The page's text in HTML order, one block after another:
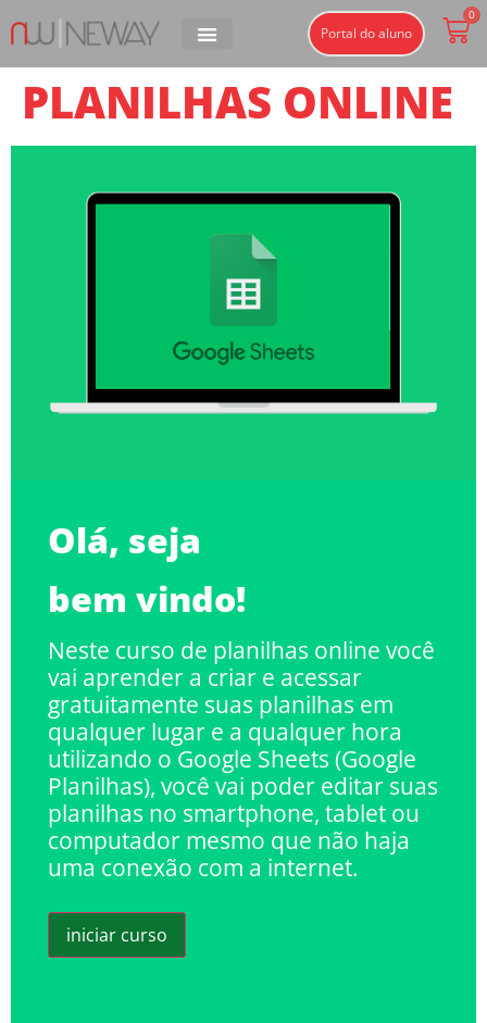
Portal do aluno
0
PLANILHAS ONLINE
Olá, seja
bem vindo!
Neste curso de planilhas online você
vai aprender a criar e acessar
gratuitamente suas planilhas em
qualquer lugar e a qualquer hora
utilizando o Google Sheets (Google
Planilhas), você vai poder editar suas
planilhas no smartphone, tablet ou
computador mesmo que não haja
uma conexão com a internet.
iniciar curso